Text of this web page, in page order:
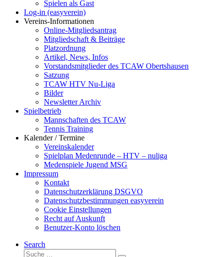
Spielen als Gast
Log-in (easyverein)
Vereins-Informationen
Online-Mitgliedsantrag
Mitgliedschaft & Beiträge
Platzordnung
Artikel, News, Infos
Vorstandsmitglieder des TCAW Obertshausen
Satzung
TCAW HTV Nu-Liga
Bilder
Newsletter Archiv
Spielbetrieb
Mannschaften des TCAW
Tennis Training
Kalender / Termine
Vereinskalender
Spielplan Medenrunde – HTV – nuliga
Medenspiele Jugend MSG
Impressum
Kontakt
Datenschutzerklärung DSGVO
Datenschutzbestimmungen easyverein
Cookie Einstellungen
Recht auf Auskunft
Benutzer-Konto löschen
Search
Suche